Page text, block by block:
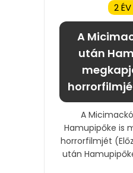
2
A
után
A
Hamupipőke is
horrorfilmjét
után